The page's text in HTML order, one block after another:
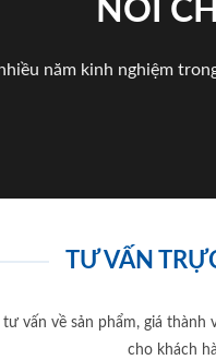
NÓI
năm kinh nghiệm
TƯ VẤN
vấn về sản phẩm, giá thành
cho khách